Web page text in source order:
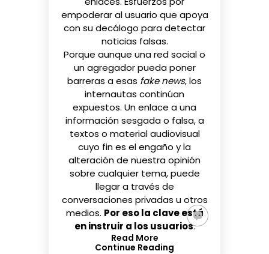
empoderar al usuario que apoya
con su decálogo para detectar
noticias falsas.
Porque aunque una red social o
un agregador pueda poner
barreras a esas fake news, los
internautas continúan
expuestos. Un enlace a una
información sesgada o falsa, a
textos o material audiovisual
cuyo fin es el engaño y la
alteración de nuestra opinión
sobre cualquier tema, puede
llegar a través de
conversaciones privadas u otros
medios. Por eso la clave está
en instruir a los usuarios.
Read More
Continue Reading